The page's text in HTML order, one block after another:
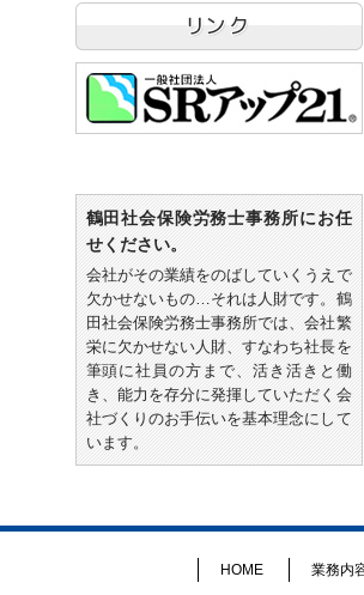
鶴田社会保険労務士事務所にお任
せください。
会社がその業績をのばしていくうえで
欠かせないもの…それは人財です。鶴
田社会保険労務士事務所では、会社繁
栄に欠かせない人財、すなわち社長を
筆頭に社員の方まで、活き活きと働
き、能力を存分に発揮していただく会
社づくりのお手伝いを基本理念にして
います。
HOME 業務内